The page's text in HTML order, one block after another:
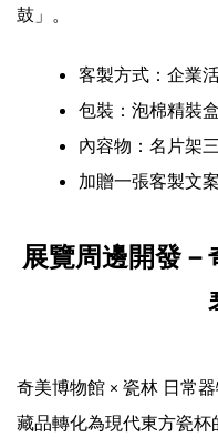
鼓」。
客製方式：企業
包裝：泡棉精裝
內容物：名片架
加贈一張客製文
展覽周邊開發
奇美博物館 × 瓷林 日常
藏品轉化為現代東方瓷